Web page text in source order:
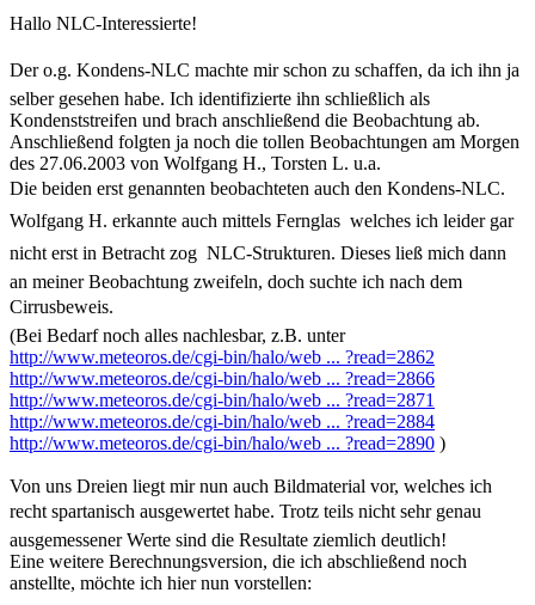
Hallo NLC-Interessierte!
Der o.g. Kondens-NLC machte mir schon zu schaffen, da ich ihn ja
selber gesehen habe. Ich identifizierte ihn schließlich als
Kondenststreifen und brach anschließend die Beobachtung ab.
Anschließend folgten ja noch die tollen Beobachtungen am Morgen
des 27.06.2003 von Wolfgang H., Torsten L. u.a.
Die beiden erst genannten beobachteten auch den Kondens-NLC.
Wolfgang H. erkannte auch mittels Fernglas  welches ich leider gar
nicht erst in Betracht zog  NLC-Strukturen. Dieses ließ mich dann
an meiner Beobachtung zweifeln, doch suchte ich nach dem
Cirrusbeweis.
(Bei Bedarf noch alles nachlesbar, z.B. unter
http://www.meteoros.de/cgi-bin/halo/web ... ?read=2862
http://www.meteoros.de/cgi-bin/halo/web ... ?read=2866
http://www.meteoros.de/cgi-bin/halo/web ... ?read=2871
http://www.meteoros.de/cgi-bin/halo/web ... ?read=2884
http://www.meteoros.de/cgi-bin/halo/web ... ?read=2890 )
Von uns Dreien liegt mir nun auch Bildmaterial vor, welches ich
recht spartanisch ausgewertet habe. Trotz teils nicht sehr genau
ausgemessener Werte sind die Resultate ziemlich deutlich!
Eine weitere Berechnungsversion, die ich abschließend noch
anstellte, möchte ich hier nun vorstellen: